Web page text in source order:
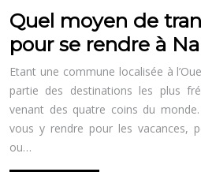
Quel moyen de
pour se rendre à
Etant une commune localisée à
partie des destinations les plus
venant des quatre coins du
vous y rendre pour les vacances,
ou…